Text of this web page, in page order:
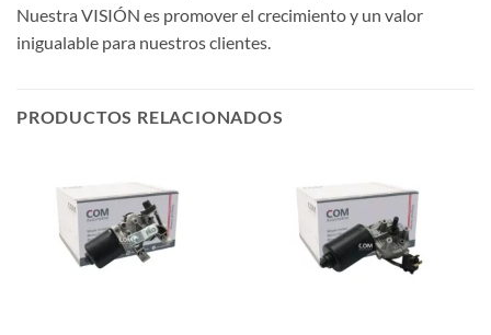
Nuestra VISIÓN es promover el crecimiento y un valor
inigualable para nuestros clientes.
PRODUCTOS RELACIONADOS